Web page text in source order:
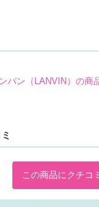
バン（LANVIN）の商
この商品にクチコ